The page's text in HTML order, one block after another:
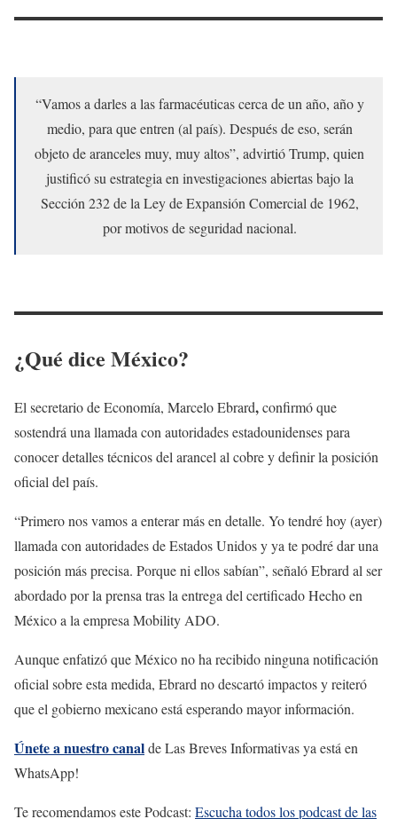
“Vamos a darles a las farmacéuticas cerca de un año, año y
medio, para que entren (al país). Después de eso, serán
objeto de aranceles muy, muy altos”, advirtió Trump, quien
justificó su estrategia en investigaciones abiertas bajo la
Sección 232 de la Ley de Expansión Comercial de 1962,
por motivos de seguridad nacional.
¿Qué dice México?
El secretario de Economía, Marcelo Ebrard,confirmó que
sostendrá una llamada con autoridades estadounidenses para
conocer detalles técnicos del arancel al cobre y definir la posición
oficial del país.
“Primero nos vamos a enterar más en detalle. Yo tendré hoy (ayer)
llamada con autoridades de Estados Unidosy ya te podré dar una
posición más precisa. Porque ni ellos sabían”, señaló Ebrard al ser
abordado por la prensa tras la entrega del certificado Hecho en
México a la empresa Mobility ADO.
Aunque enfatizó que México no ha recibido ninguna notificación
oficial sobre esta medida, Ebrard no descartó impactos y reiteró
que el gobierno mexicano está esperando mayor información.
Únete a nuestro canalde Las Breves Informativas ya está en
WhatsApp!
Te recomendamos este Podcast: Escucha todos los podcast de las